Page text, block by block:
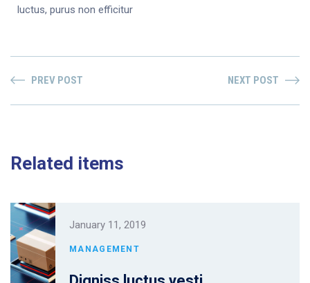
luctus, purus non efficitur
PREV POST NEXT POST
Related items
January 11, 2019
MANAGEMENT